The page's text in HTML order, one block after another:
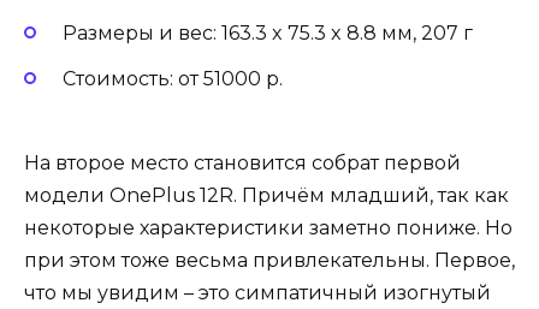
Размеры и вес: 163.3 x 75.3 x 8.8 мм, 207 г
Стоимость: от 51000 р.
На второе место становится собрат первой
модели OnePlus 12R. Причём младший, так как
некоторые характеристики заметно пониже. Но
при этом тоже весьма привлекательны. Первое,
что мы увидим – это симпатичный изогнутый